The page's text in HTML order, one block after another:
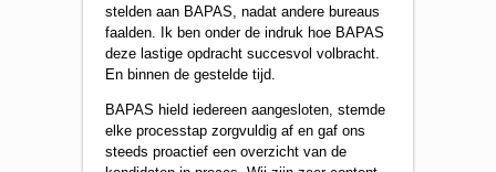
stelden aan BAPAS, nadat andere bureaus
faalden. Ik ben onder de indruk hoe BAPAS
deze lastige opdracht succesvol volbracht.
En binnen de gestelde tijd.
BAPAS hield iedereen aangesloten, stemde
elke processtap zorgvuldig af en gaf ons
steeds proactief een overzicht van de